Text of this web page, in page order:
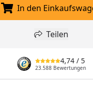
In den
In den
WunschlisteTeilen
Teilen
4,74 / 5
23.588 Bewertungen